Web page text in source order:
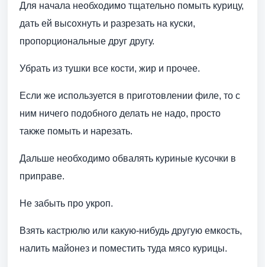
Для начала необходимо тщательно помыть курицу,
дать ей высохнуть и разрезать на куски,
пропорциональные друг другу.
Убрать из тушки все кости, жир и прочее.
Если же используется в приготовлении филе, то с
ним ничего подобного делать не надо, просто
также помыть и нарезать.
Дальше необходимо обвалять куриные кусочки в
приправе.
Не забыть про укроп.
Взять кастрюлю или какую-нибудь другую емкость,
налить майонез и поместить туда мясо курицы.